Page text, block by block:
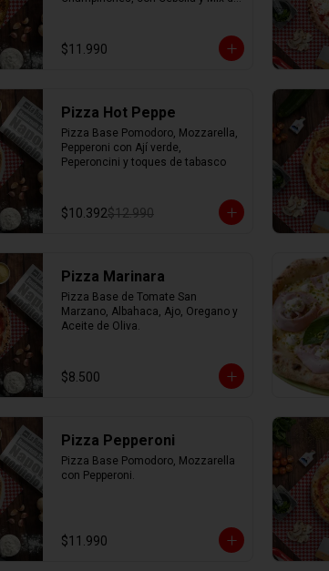
$11.990
Pizza Hot Peppe
Pizza Base Pomodoro, Mozzarella,
Pepperoni con Ají verde,
Peperoncini y toques de tabasco
$10.392$12.990
Pizza Marinara
Pizza Base de Tomate San
Marzano, Albahaca, Ajo, Oregano y
Aceite de Oliva.
$8.500
Pizza Pepperoni
Pizza Base Pomodoro, Mozzarella
con Pepperoni.
$11.990